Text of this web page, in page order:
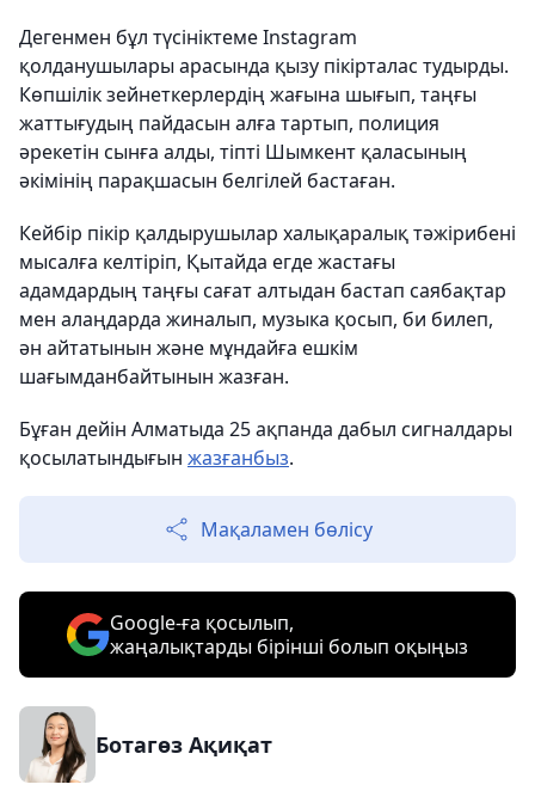
Дегенмен бұл түсініктеме Instagram
қолданушылары арасында қызу пікірталас тудырды.
Көпшілік зейнеткерлердің жағына шығып, таңғы
жаттығудың пайдасын алға тартып, полиция
әрекетін сынға алды, тіпті Шымкент қаласының
әкімінің парақшасын белгілей бастаған.
Кейбір пікір қалдырушылар халықаралық тәжірибені
мысалға келтіріп, Қытайда егде жастағы
адамдардың таңғы сағат алтыдан бастап саябақтар
мен алаңдарда жиналып, музыка қосып, би билеп,
ән айтатынын және мұндайға ешкім
шағымданбайтынын жазған.
Бұған дейін Алматыда 25 ақпанда дабыл сигналдары
қосылатындығын жазғанбыз.
Мақаламен бөлісу
Google-ға қосылып,
жаңалықтарды бірінші болып оқыңыз
Ботагөз Ақиқат